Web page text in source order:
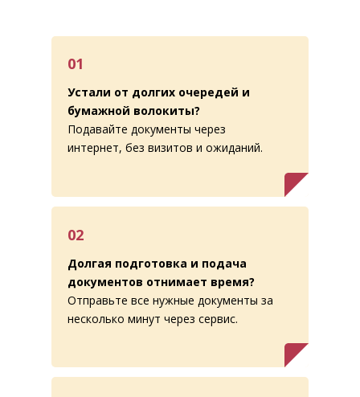
Узнать больше
01
Устали от долгих очередей и
бумажной волокиты?
Подавайте документы через
интернет, без визитов и ожиданий.
02
Долгая подготовка и подача
документов отнимает время?
Отправьте все нужные документы за
несколько минут через сервис.